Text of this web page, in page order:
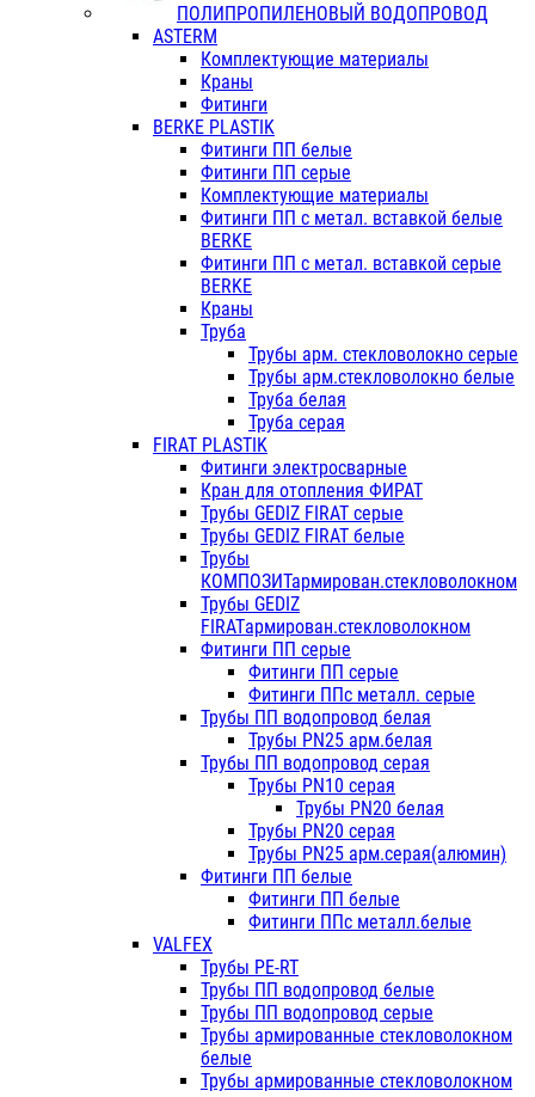
ПОЛИПРОПИЛЕНОВЫЙ ВОДОПРОВОД
ASTERM
Комплектующие материалы
Краны
Фитинги
BERKE PLASTIK
Фитинги ПП белые
Фитинги ПП серые
Комплектующие материалы
Фитинги ПП с метал. вставкой белые
BERKE
Фитинги ПП с метал. вставкой серые
BERKE
Краны
Труба
Трубы арм. стекловолокно серые
Трубы арм.стекловолокно белые
Труба белая
Труба серая
FIRAT PLASTIK
Фитинги электросварные
Кран для отопления ФИРАТ
Трубы GEDIZ FIRAT серые
Трубы GEDIZ FIRAT белые
Трубы
КОМПОЗИТармирован.стекловолокном
Трубы GEDIZ
FIRATармирован.стекловолокном
Фитинги ПП серые
Фитинги ПП серые
Фитинги ППс металл. серые
Трубы ПП водопровод белая
Трубы PN25 арм.белая
Трубы ПП водопровод серая
Трубы PN10 серая
Трубы PN20 белая
Трубы PN20 серая
Трубы PN25 арм.серая(алюмин)
Фитинги ПП белые
Фитинги ПП белые
Фитинги ППс металл.белые
VALFEX
Трубы PE-RT
Трубы ПП водопровод белые
Трубы ПП водопровод серые
Трубы армированные стекловолокном
белые
Трубы армированные стекловолокном